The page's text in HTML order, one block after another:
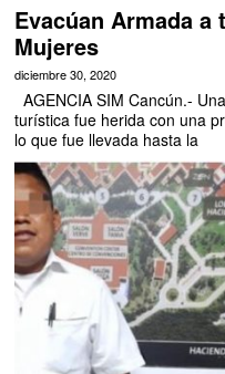
Evacúan Armada
Mujeres
diciembre 30, 2020
AGENCIA SIM Cancún.-
turística fue herida con una
lo que fue llevada hasta la